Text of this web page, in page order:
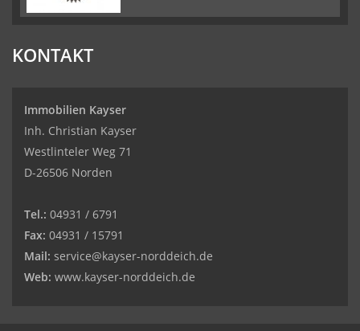
KONTAKT
Immobilien Kayser
Inh. Christian Kayser
Westlinteler Weg 71
D-26506 Norden
Tel.: 04931 / 6791
Fax: 04931 / 15791
Mail: service@kayser-norddeich.de
Web: www.kayser-norddeich.de